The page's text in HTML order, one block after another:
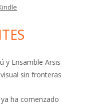
y Ensamble Arsis
sin fronteras
ha comenzado